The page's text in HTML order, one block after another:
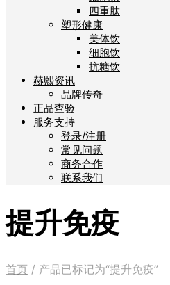
四重肽
塑形健康
美体饮
细胞饮
抗糖饮
赫熙资讯
品牌传奇
正品查验
服务支持
登录/注册
常见问题
商务合作
联系我们
提升免疫
首页 / 产品已标记为“提升免疫”